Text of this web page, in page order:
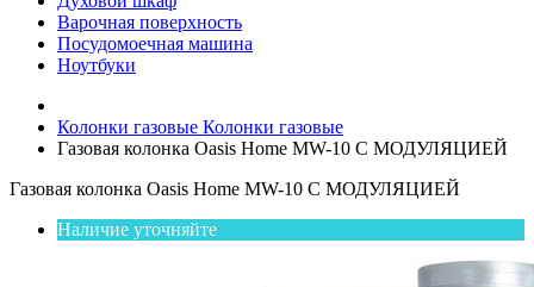
Варочная поверхность
Посудомоечная машина
Ноутбуки
Колонки газовые Колонки газовые
Газовая колонка Oasis Home MW-10 С МОДУЛЯЦИЕЙ
Газовая колонка Oasis Home MW-10 С МОДУЛЯЦИЕЙ
Наличие уточняйте